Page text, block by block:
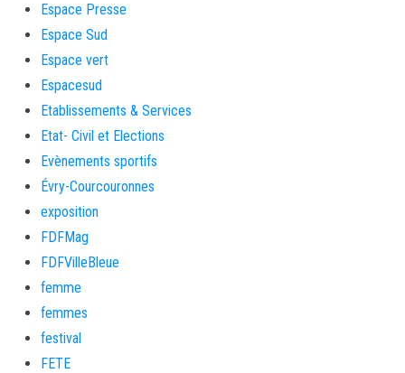
Espace Presse
Espace Sud
Espace vert
Espacesud
Etablissements & Services
Etat- Civil et Elections
Evènements sportifs
Évry-Courcouronnes
exposition
FDFMag
FDFVilleBleue
femme
femmes
festival
FETE